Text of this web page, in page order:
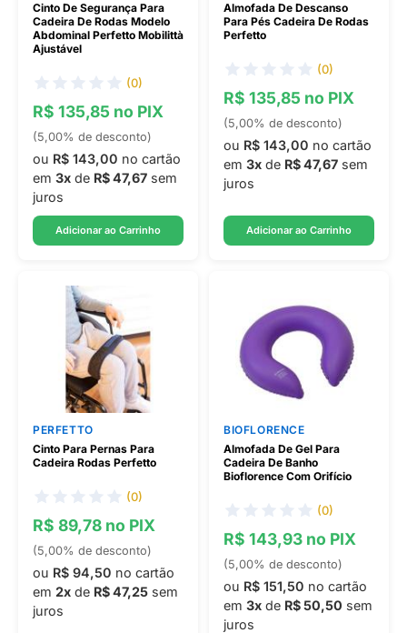
Cinto De Segurança Para
Cadeira De Rodas Modelo
Abdominal Perfetto Mobilittà
Ajustável
(0)
R$ 135,85 no PIX
(5,00% de desconto)
ou R$ 143,00 no cartão
em 3x de R$ 47,67 sem
juros
Adicionar ao Carrinho
Almofada De Descanso
Para Pés Cadeira De Rodas
Perfetto
(0)
R$ 135,85 no PIX
(5,00% de desconto)
ou R$ 143,00 no cartão
em 3x de R$ 47,67 sem
juros
Adicionar ao Carrinho
PERFETTO
Cinto Para Pernas Para
Cadeira Rodas Perfetto
(0)
R$ 89,78 no PIX
(5,00% de desconto)
ou R$ 94,50 no cartão
em 2x de R$ 47,25 sem
juros
BIOFLORENCE
Almofada De Gel Para
Cadeira De Banho
Bioflorence Com Orifício
(0)
R$ 143,93 no PIX
(5,00% de desconto)
ou R$ 151,50 no cartão
em 3x de R$ 50,50 sem
juros